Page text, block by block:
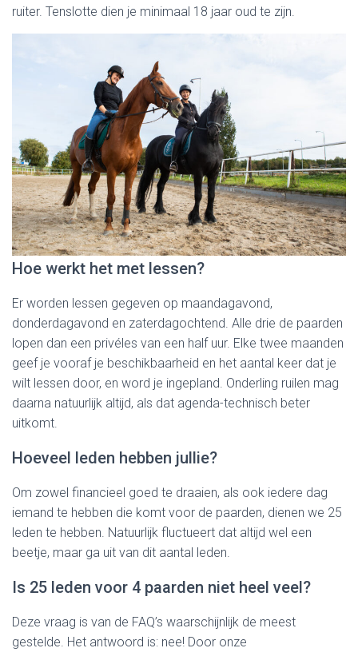
ruiter. Tenslotte dien je minimaal 18 jaar oud te zijn.
Hoe werkt het met lessen?
Er worden lessen gegeven op maandagavond,
donderdagavond en zaterdagochtend. Alle drie de paarden
lopen dan een privéles van een half uur. Elke twee maanden
geef je vooraf je beschikbaarheid en het aantal keer dat je
wilt lessen door, en word je ingepland. Onderling ruilen mag
daarna natuurlijk altijd, als dat agenda-technisch beter
uitkomt.
Hoeveel leden hebben jullie?
Om zowel financieel goed te draaien, als ook iedere dag
iemand te hebben die komt voor de paarden, dienen we 25
leden te hebben. Natuurlijk fluctueert dat altijd wel een
beetje, maar ga uit van dit aantal leden.
Is 25 leden voor 4 paarden niet heel veel?
Deze vraag is van de FAQ’s waarschijnlijk de meest
gestelde. Het antwoord is: nee! Door onze